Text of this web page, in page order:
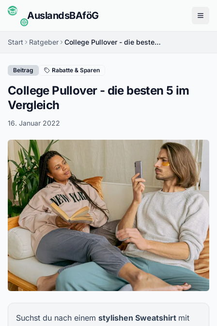
AuslandsBAföG
Start Ratgeber College Pullover - die besten 5 im Vergleich
Beitrag Rabatte & Sparen
College Pullover - die besten 5 im
Vergleich
16. Januar 2022
Suchst du nach einem stylishen Sweatshirt mit